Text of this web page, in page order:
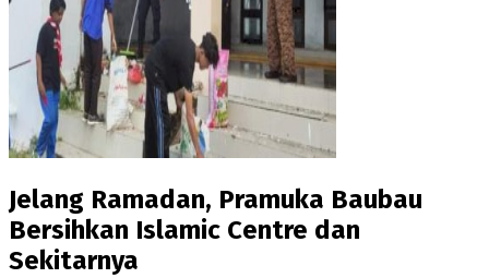
Jelang Ramadan, Pramuka Baubau
Bersihkan Islamic Centre dan
Sekitarnya